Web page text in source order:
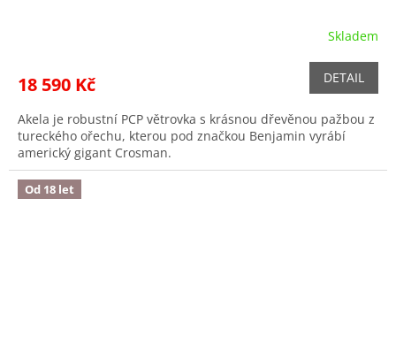
Skladem
18 590 Kč DETAIL
Akela je robustní PCP větrovka s krásnou dřevěnou pažbou z
tureckého ořechu, kterou pod značkou Benjamin vyrábí
americký gigant Crosman.
Od 18 let